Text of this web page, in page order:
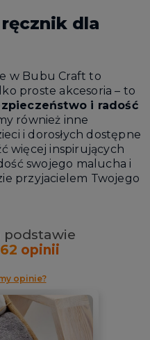
dla
w Bubu Craft to
proste akcesoria – to
i radość
również inne
i dorosłych dostępne
więcej inspirujących
swojego malucha i
przyjacielem Twojego
podstawie
opinii
opinie?